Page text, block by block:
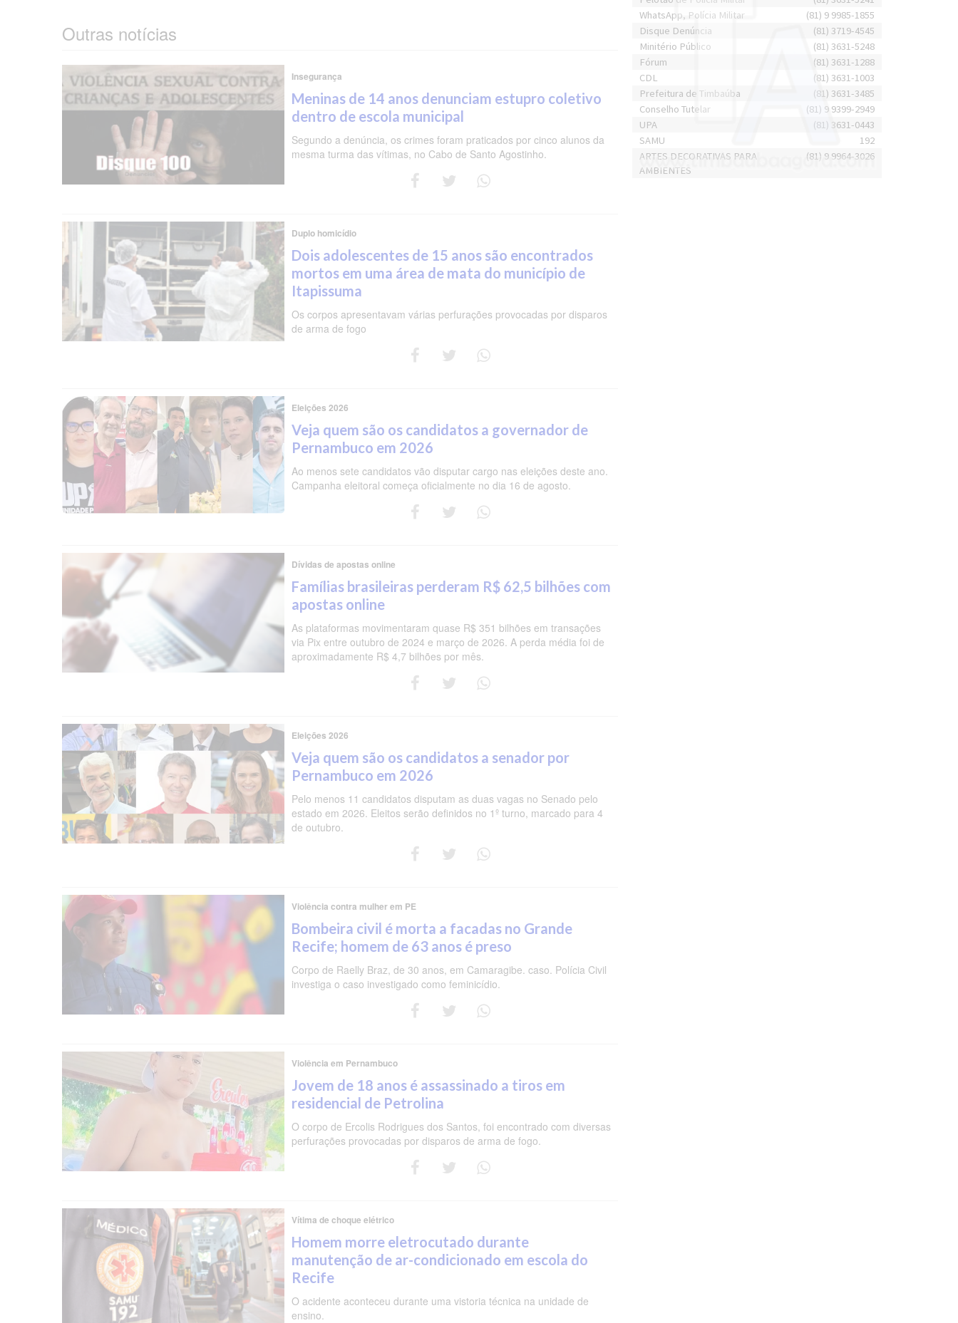
Outras notícias
Insegurança
Meninas de 14 anos denunciam estupro coletivo
dentro de escola municipal
Segundo a denúncia, os crimes foram praticados por cinco alunos da
mesma turma das vítimas, no Cabo de Santo Agostinho.
Duplo homicídio
Dois adolescentes de 15 anos são encontrados
mortos em uma área de mata do município de
Itapissuma
Os corpos apresentavam várias perfurações provocadas por disparos
de arma de fogo
Eleições 2026
Veja quem são os candidatos a governador de
Pernambuco em 2026
Ao menos sete candidatos vão disputar cargo nas eleições deste ano.
Campanha eleitoral começa oficialmente no dia 16 de agosto.
Dívidas de apostas online
Famílias brasileiras perderam R$ 62,5 bilhões com
apostas online
As plataformas movimentaram quase R$ 351 bilhões em transações
via Pix entre outubro de 2024 e março de 2026. A perda média foi de
aproximadamente R$ 4,7 bilhões por mês.
Eleições 2026
Veja quem são os candidatos a senador por
Pernambuco em 2026
Pelo menos 11 candidatos disputam as duas vagas no Senado pelo
estado em 2026. Eleitos serão definidos no 1º turno, marcado para 4
de outubro.
Violência contra mulher em PE
Bombeira civil é morta a facadas no Grande
Recife; homem de 63 anos é preso
Corpo de Raelly Braz, de 30 anos, em Camaragibe. caso. Polícia Civil
investiga o caso investigado como feminicídio.
Violência em Pernambuco
Jovem de 18 anos é assassinado a tiros em
residencial de Petrolina
O corpo de Ercolis Rodrigues dos Santos, foi encontrado com diversas
perfurações provocadas por disparos de arma de fogo.
Vítima de choque elétrico
Homem morre eletrocutado durante
manutenção de ar-condicionado em escola do
Recife
O acidente aconteceu durante uma vistoria técnica na unidade de
ensino.
WhatsApp, Polícia Militar
(81) 9 9985-1855
Disque Denúncia
(81) 3719-4545
Minitério Público
(81) 3631-5248
Fórum
(81) 3631-1288
CDL
(81) 3631-1003
Prefeitura de Timbaúba
(81) 3631-3485
Conselho Tutelar
(81) 9 9399-2949
UPA
(81) 3631-0443
SAMU
192
ARTES DECORATIVAS PARA
AMBIENTES
(81) 9 9964-3026